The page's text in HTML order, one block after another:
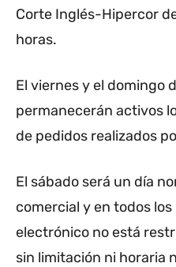
Corte Inglés-Hipercor
horas.
El viernes y el domingo
permanecerán activos
de pedidos realizados
El sábado será un día
comercial y en todos
electrónico no está
sin limitación ni horaria